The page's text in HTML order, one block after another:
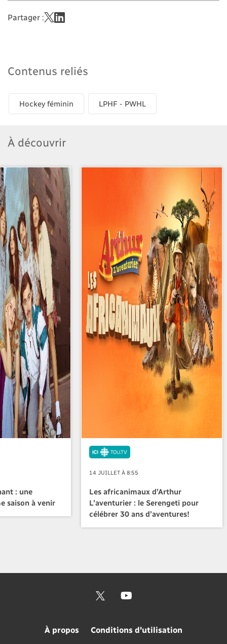
Partager :
Contenus reliés
Hockey féminin LPHF - PWHL
À découvrir
: une
saison à venir
14 JUILLET À 8:55
Les africanimaux d’Arthur
L’aventurier : le Serengeti pour
célébrer 30 ans d’aventures!
À propos Conditions d'utilisation